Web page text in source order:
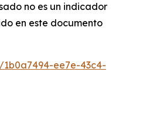
no es un indicador
en este documento
ee7e-43c4-